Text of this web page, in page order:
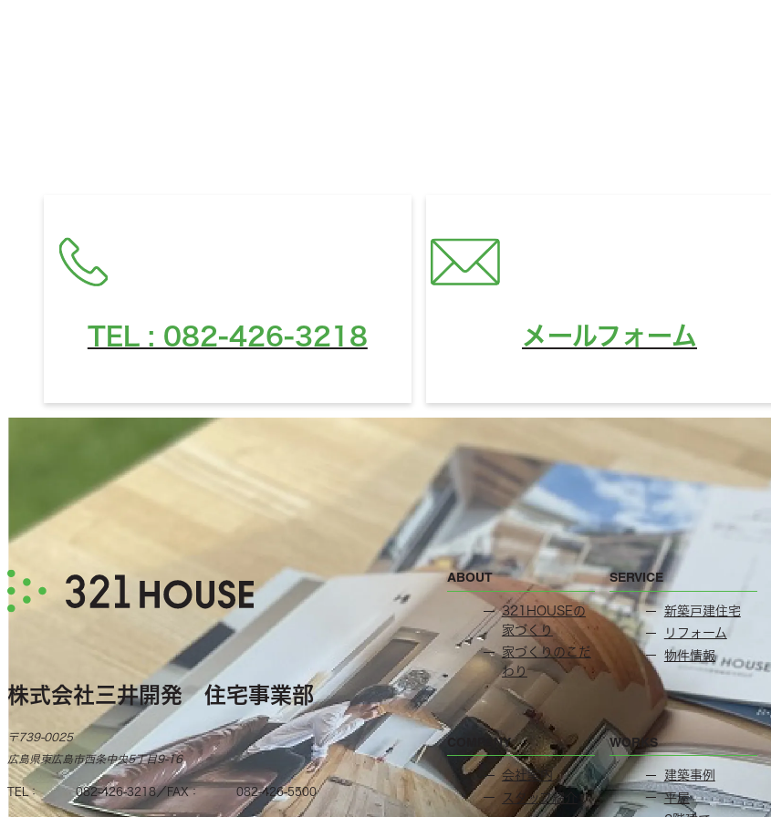
TEL : 082-426-3218 メールフォーム
株式会社三井開発 住宅事業部
〒739-0025
広島県東広島市西条中央5丁目9-16
TEL 082-426-3218 FAX 082-426-5500
ABOUT
321HOUSEの
家づくり
家づくりのこだ
わり
SERVICE
新築戸建住宅
リフォーム
物件情報
COMPANY
会社案内
スタッフ紹介
WORKS
建築事例
平屋